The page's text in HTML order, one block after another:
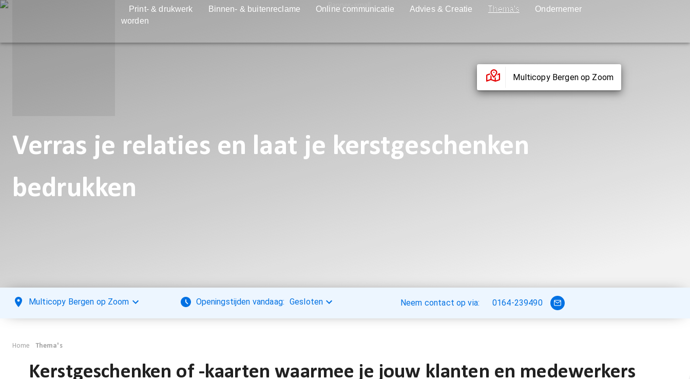
Print- & drukwerk Binnen- & buitenreclame Online communicatie Advies & Creatie Thema's
Ondernemer
worden
Multicopy Bergen op Zoom
Verras je relaties en laat je kerstgeschenken
bedrukken
Multicopy Bergen op Zoom Openingstijden vandaag: Gesloten Neem contact op via: 0164-239490
Home Thema's
Kerstgeschenken of -kaarten waarmee je jouw klanten en medewerkers